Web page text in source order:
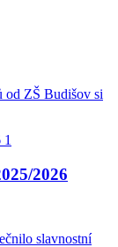
od ZŠ Budišov si
2026
slavnostní